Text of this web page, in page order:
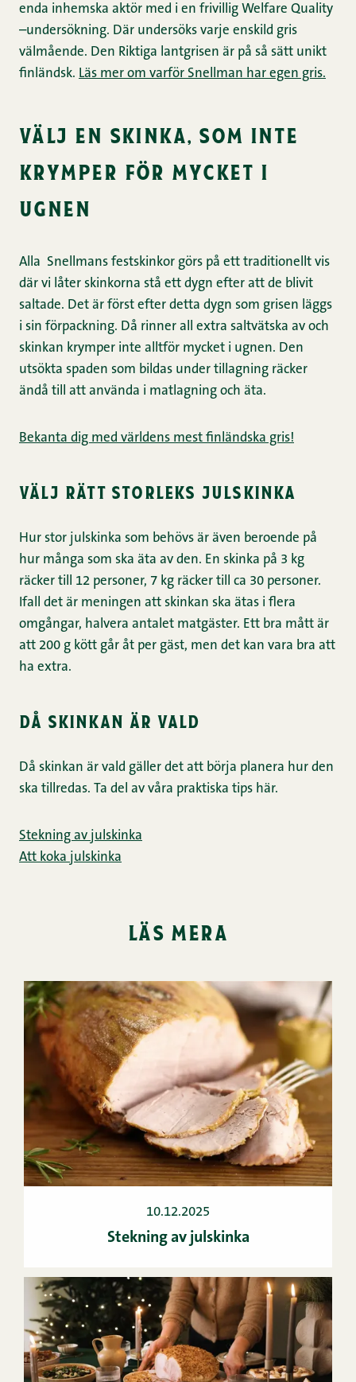
enda inhemska aktör med i en frivillig Welfare Quality
–undersökning. Där undersöks varje enskild gris
välmående. Den Riktiga lantgrisen är på så sätt unikt
finländsk. Läs mer om varför Snellman har egen gris.
välj en skinka, som inte
krymper för mycket i
ugnen
Alla Snellmans festskinkor görs på ett traditionellt vis
där vi låter skinkorna stå ett dygn efter att de blivit
saltade. Det är först efter detta dygn som grisen läggs
i sin förpackning. Då rinner all extra saltvätska av och
skinkan krymper inte alltför mycket i ugnen. Den
utsökta spaden som bildas under tillagning räcker
ändå till att använda i matlagning och äta.
Bekanta dig med världens mest finländska gris!
välj rätt storleks julskinka
Hur stor julskinka som behövs är även beroende på
hur många som ska äta av den. En skinka på 3 kg
räcker till 12 personer, 7 kg räcker till ca 30 personer.
Ifall det är meningen att skinkan ska ätas i flera
omgångar, halvera antalet matgäster. Ett bra mått är
att 200 g kött går åt per gäst, men det kan vara bra att
ha extra.
då skinkan är vald
Då skinkan är vald gäller det att börja planera hur den
ska tillredas. Ta del av våra praktiska tips här.
Stekning av julskinka
Att koka julskinka
läs mera
10.12.2025
Stekning av julskinka